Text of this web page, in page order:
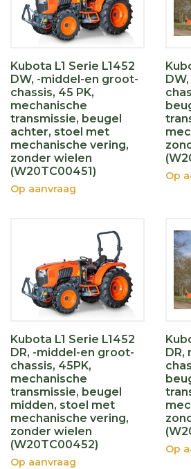
Kubota L1 Serie L1452
DW, -middel-en groot-
chassis, 45 PK,
mechanische
transmissie, beugel
achter, stoel met
mechanische vering,
zonder wielen
(W20TC00451)
Op aanvraag
Op
Kubota L1 Serie L1452
DR, -middel-en groot-
chassis, 45PK,
mechanische
transmissie, beugel
midden, stoel met
mechanische vering,
zonder wielen
(W20TC00452)
Op aanvraag
DR,
Op